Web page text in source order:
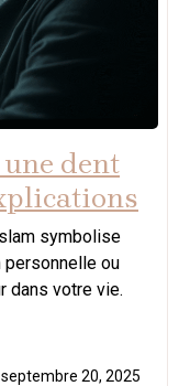
une dent
symbolise
personnelle ou
dans votre vie.
septembre 20, 2025